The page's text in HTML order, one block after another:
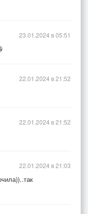
23.01.2024 в 05:51
22.01.2024 в 21:52
22.01.2024 в 21:52
22.01.2024 в 21:03